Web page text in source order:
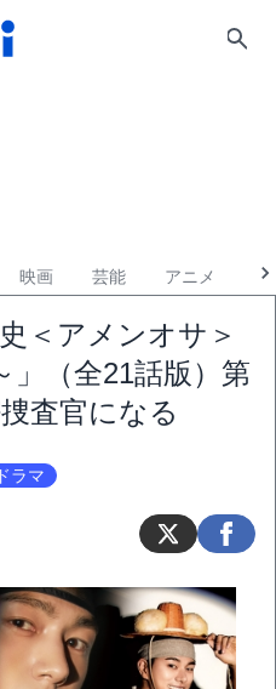
映画 芸能 アニメ
＜アメンオサ＞
」（全21話版）第
査官になる
ドラマ